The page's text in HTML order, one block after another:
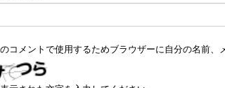
コメントで使用するためブラウザーに自分の名前、